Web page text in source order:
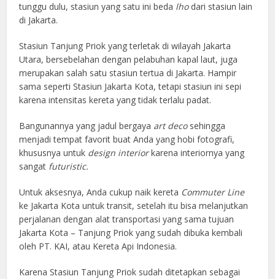
tunggu dulu, stasiun yang satu ini beda lhodari stasiun lain
di Jakarta.
Stasiun Tanjung Priok yang terletak di wilayah Jakarta
Utara, bersebelahan dengan pelabuhan kapal laut, juga
merupakan salah satu stasiun tertua di Jakarta. Hampir
sama seperti Stasiun Jakarta Kota, tetapi stasiun ini sepi
karena intensitas kereta yang tidak terlalu padat.
Bangunannya yang jadul bergaya art deco sehingga
menjadi tempat favorit buat Anda yang hobi fotografi,
khususnya untuk design interiorkarena interiornya yang
sangat futuristic.
Untuk aksesnya, Anda cukup naik kereta Commuter Line
ke Jakarta Kota untuk transit, setelah itu bisa melanjutkan
perjalanan dengan alat transportasi yang sama tujuan
Jakarta Kota – Tanjung Priok yang sudah dibuka kembali
oleh PT. KAI, atau Kereta Api Indonesia.
Karena Stasiun Tanjung Priok sudah ditetapkan sebagai